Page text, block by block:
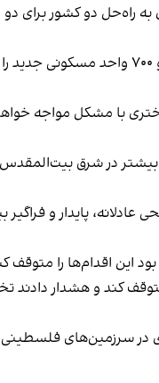
راه‌حل دو کشور برای
اسرائیل مجوز ساخت بیش از هزار و
با مشکل مواجه
بیشتر در شرق
پایدار و
این اقدام‌ها را متوقف
کند و هشدار دادند
سرزمین‌های